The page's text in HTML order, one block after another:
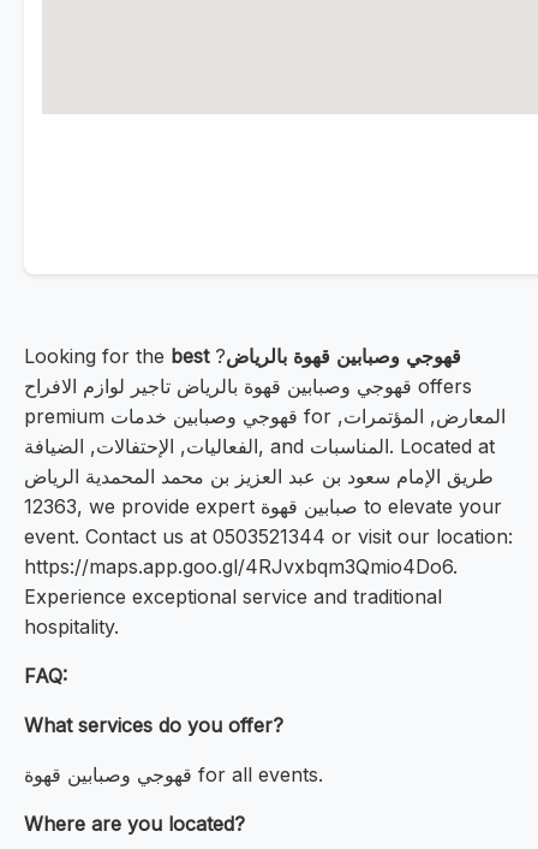
Looking for the best قهوجي وصبابين قهوة بالرياض?
قهوجي وصبابين قهوة بالرياض تاجير لوازم الافراح offers
premium قهوجي وصبابين خدمات for المعارض, المؤتمرات,
الفعاليات, الإحتفالات, الضيافة, and المناسبات. Located at
طريق الإمام سعود بن عبد العزيز بن محمد المحمدية الرياض
12363, we provide expert صبابين قهوة to elevate your
event. Contact us at 0503521344 or visit our location:
https://maps.app.goo.gl/4RJvxbqm3Qmio4Do6.
Experience exceptional service and traditional
hospitality.
FAQ:
What services do you offer?
قهوجي وصبابين قهوة for all events.
Where are you located?